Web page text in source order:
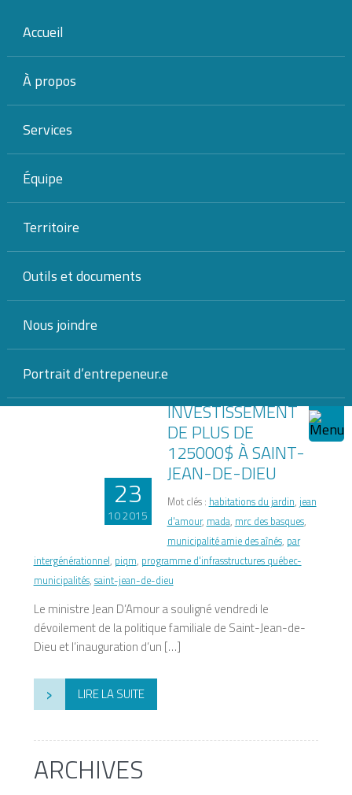
Accueil
À propos
Services
Équipe
Territoire
Outils et documents
Nous joindre
Portrait d’entrepeneur.e
Accueil>municipalité amie des aînés
Tous les articles :
municipalité amie des
aînés
23
10 2015
INVESTISSEMENT
DE PLUS DE
125000$ À SAINT-
JEAN-DE-DIEU
Mot clés : habitations du jardin, jean
d'amour, mada, mrc des basques,
municipalité amie des aînés, par
intergénérationnel, piqm, programme d'infrasstructures québec-
municipalités, saint-jean-de-dieu
Le ministre Jean D’Amour a souligné vendredi le
dévoilement de la politique familiale de Saint-Jean-de-
Dieu et l’inauguration d’un […]
› LIRE LA SUITE
ARCHIVES